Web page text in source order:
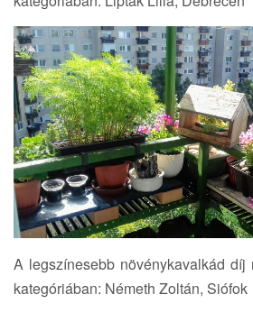
A legszínesebb növénykavalkád díj
kategóriában: Németh Zoltán, Siófok